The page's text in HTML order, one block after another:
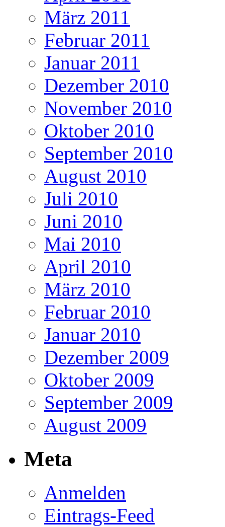
März 2011
Februar 2011
Januar 2011
Dezember 2010
November 2010
Oktober 2010
September 2010
August 2010
Juli 2010
Juni 2010
Mai 2010
April 2010
März 2010
Februar 2010
Januar 2010
Dezember 2009
Oktober 2009
September 2009
August 2009
Meta
Anmelden
Eintrags-Feed